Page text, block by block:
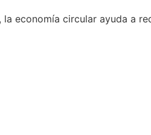
economía circular ayuda a